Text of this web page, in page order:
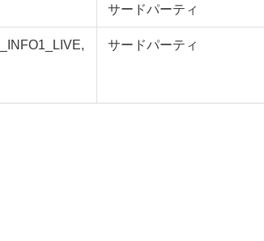
サードパーティ
サードパーティ